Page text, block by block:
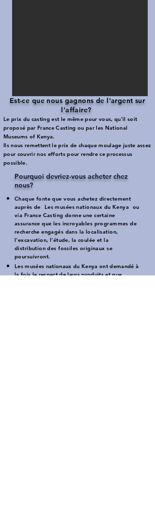
Est-ce que nous gagnons de l'argent sur
l'affaire?
Le prix du casting est le même pour vous, qu'il soit
proposé par France Casting ou par les National
Museums of Kenya.
Ils nous remettent le prix de chaque moulage juste assez
pour couvrir nos efforts pour rendre ce processus
possible.
Pourquoi devriez-vous acheter chez
nous?
Chaque fonte que vous achetez directement
auprès de
Les musées nationaux du Kenya ou
via France Casting donne une certaine
assurance que les incroyables programmes de
recherche engagés dans la localisation,
l'excavation, l'étude, la coulée et la
distribution des fossiles originaux se
poursuivront.
Les musées nationaux du Kenya ont demandé à
la fois le respect de leurs produits et que